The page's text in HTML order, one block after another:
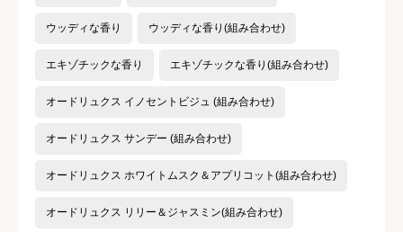
ウッディな香り ウッディな香り(組み合わせ)
エキゾチックな香り エキゾチックな香り(組み合わせ)
オードリュクス イノセントビジュ (組み合わせ)
オードリュクス サンデー (組み合わせ)
オードリュクス ホワイトムスク＆アプリコット(組み合わせ)
オードリュクス リリー＆ジャスミン(組み合わせ)